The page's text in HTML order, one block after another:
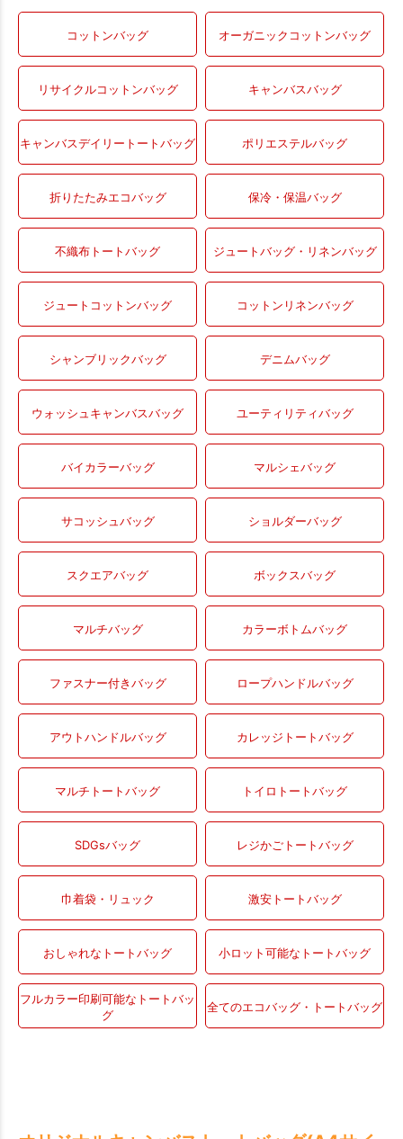
コットンバッグ オーガニックコットンバッグ
リサイクルコットンバッグ キャンバスバッグ
キャンバスデイリートートバッグ ポリエステルバッグ
折りたたみエコバッグ 保冷・保温バッグ
不織布トートバッグ ジュートバッグ・リネンバッグ
ジュートコットンバッグ コットンリネンバッグ
シャンブリックバッグ デニムバッグ
ウォッシュキャンバスバッグ ユーティリティバッグ
バイカラーバッグ マルシェバッグ
サコッシュバッグ ショルダーバッグ
スクエアバッグ ボックスバッグ
マルチバッグ カラーボトムバッグ
ファスナー付きバッグ ロープハンドルバッグ
アウトハンドルバッグ カレッジトートバッグ
マルチトートバッグ トイロトートバッグ
SDGsバッグ レジかごトートバッグ
巾着袋・リュック 激安トートバッグ
おしゃれなトートバッグ 小ロット可能なトートバッグ
フルカラー印刷可能なトートバッ
グ
全てのエコバッグ・トートバッグ